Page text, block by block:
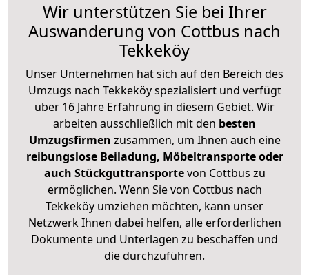
Wir unterstützen Sie bei Ihrer
Auswanderung von Cottbus nach
Tekkeköy
Unser Unternehmen hat sich auf den Bereich des
Umzugs nach Tekkeköy spezialisiert und verfügt
über 16 Jahre Erfahrung in diesem Gebiet. Wir
arbeiten ausschließlich mit den besten
Umzugsfirmen zusammen, um Ihnen auch eine
reibungslose Beiladung, Möbeltransporte oder
auch Stückguttransportevon Cottbus zu
ermöglichen. Wenn Sie von Cottbus nach
Tekkeköy umziehen möchten, kann unser
Netzwerk Ihnen dabei helfen, alle erforderlichen
Dokumente und Unterlagen zu beschaffen und
die durchzuführen.